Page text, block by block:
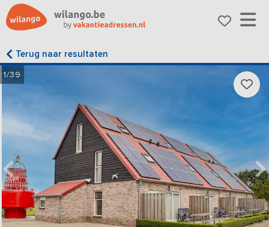
Terug naar resultaten
1/39